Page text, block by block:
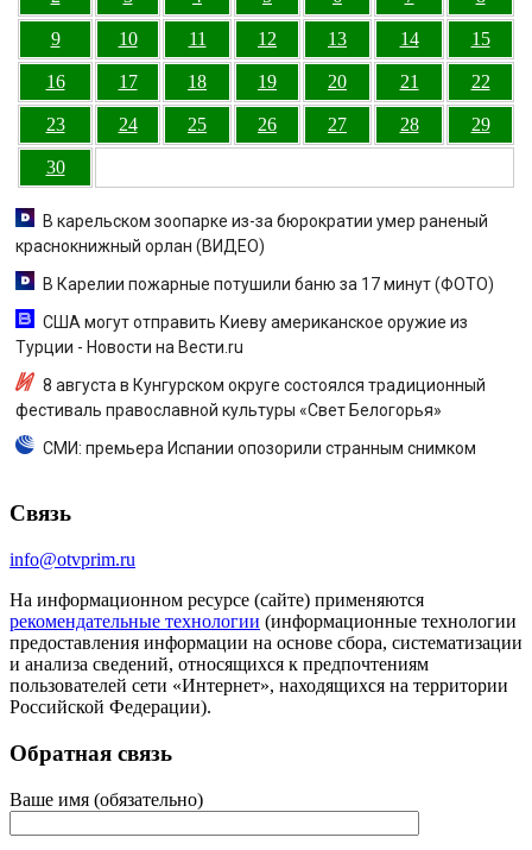
9 10 11 12 13 14 15
16 17 18 19 20 21 22
23 24 25 26 27 28 29
30
В карельском зоопарке из-за бюрократии умер раненый
краснокнижный орлан (ВИДЕО)
В Карелии пожарные потушили баню за 17 минут (ФОТО)
США могут отправить Киеву американское оружие из
Турции - Новости на Вести.ru
8 августа в Кунгурском округе состоялся традиционный
фестиваль православной культуры «Свет Белогорья»
СМИ: премьера Испании опозорили странным снимком
Связь
info@otvprim.ru
На информационном ресурсе (сайте) применяются
рекомендательные технологии (информационные технологии
предоставления информации на основе сбора, систематизации
и анализа сведений, относящихся к предпочтениям
пользователей сети «Интернет», находящихся на территории
Российской Федерации).
Обратная связь
Ваше имя (обязательно)